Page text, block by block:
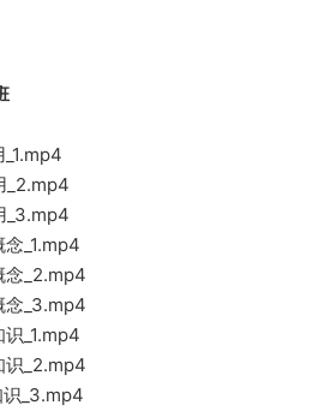
_2.mp4
_3.mp4
_1.mp4
念_2.mp4
念_3.mp4
_1.mp4
识_2.mp4
_3.mp4